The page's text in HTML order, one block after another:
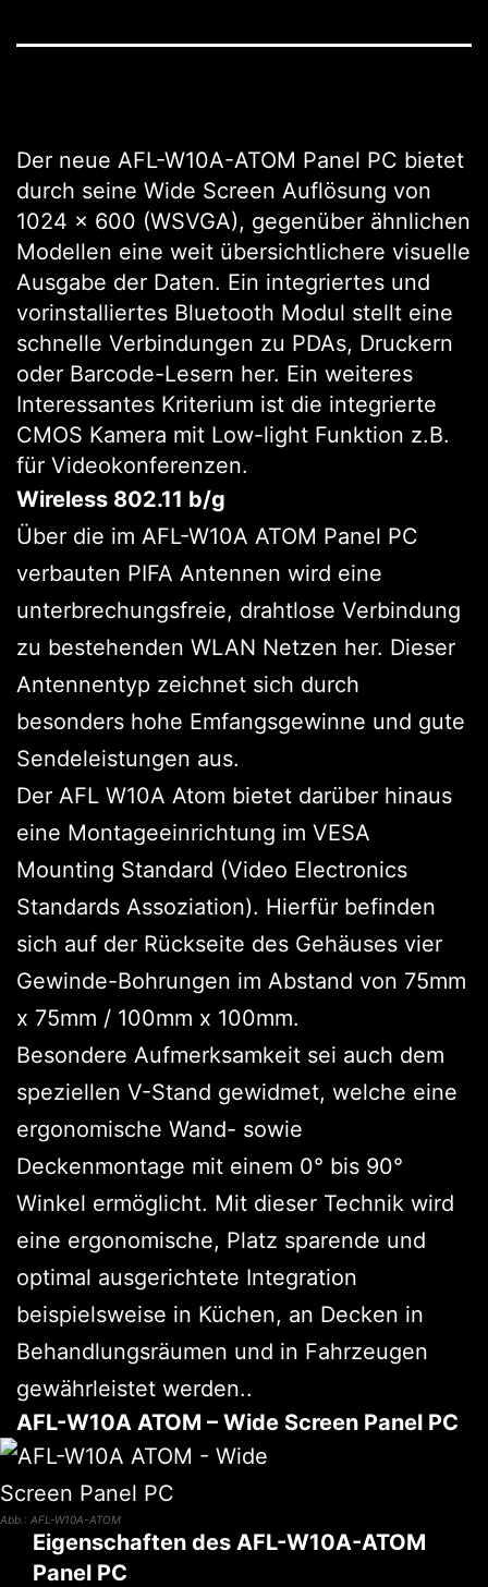
Der neue AFL-W10A-ATOM Panel PC bietet
durch seine Wide Screen Auflösung von
1024 x 600 (WSVGA), gegenüber ähnlichen
Modellen eine weit übersichtlichere visuelle
Ausgabe der Daten. Ein integriertes und
vorinstalliertes Bluetooth Modul stellt eine
schnelle Verbindungen zu PDAs, Druckern
oder Barcode-Lesern her. Ein weiteres
Interessantes Kriterium ist die integrierte
CMOS Kamera mit Low-light Funktion z.B.
für Videokonferenzen.
Wireless 802.11 b/g
Über die im AFL-W10A ATOM Panel PC
verbauten PIFA Antennen wird eine
unterbrechungsfreie, drahtlose Verbindung
zu bestehenden WLAN Netzen her. Dieser
Antennentyp zeichnet sich durch
besonders hohe Emfangsgewinne und gute
Sendeleistungen aus.
Der AFL W10A Atom bietet darüber hinaus
eine Montageeinrichtung im VESA
Mounting Standard (Video Electronics
Standards Assoziation). Hierfür befinden
sich auf der Rückseite des Gehäuses vier
Gewinde-Bohrungen im Abstand von 75mm
x 75mm / 100mm x 100mm.
Besondere Aufmerksamkeit sei auch dem
speziellen V-Stand gewidmet, welche eine
ergonomische Wand- sowie
Deckenmontage mit einem 0° bis 90°
Winkel ermöglicht. Mit dieser Technik wird
eine ergonomische, Platz sparende und
optimal ausgerichtete Integration
beispielsweise in Küchen, an Decken in
Behandlungsräumen und in Fahrzeugen
gewährleistet werden..
AFL-W10A ATOM – Wide Screen Panel PC
Abb.: AFL-W10A-ATOM
Eigenschaften des AFL-W10A-ATOM
Panel PC